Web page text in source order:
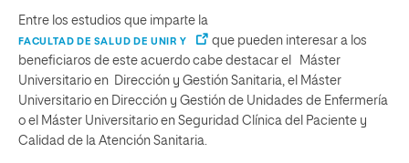
Entre los estudios que imparte la
FACULTAD DE SALUD DE UNIR Y
que pueden interesar a los
beneficiaros de este acuerdo cabe destacar el Máster
Universitario en Dirección y Gestión Sanitaria, el Máster
Universitario en Dirección y Gestión de Unidades de Enfermería
o el Máster Universitario en Seguridad Clínica del Paciente y
Calidad de la Atención Sanitaria.